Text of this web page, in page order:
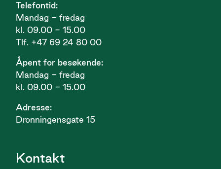
Telefontid:
Mandag - fredag
kl. 09.00 - 15.00
Tlf. +47 69 24 80 00
Åpent for besøkende:
Mandag - fredag
kl. 09.00 - 15.00
Adresse:
Dronningensgate 15
Kontakt